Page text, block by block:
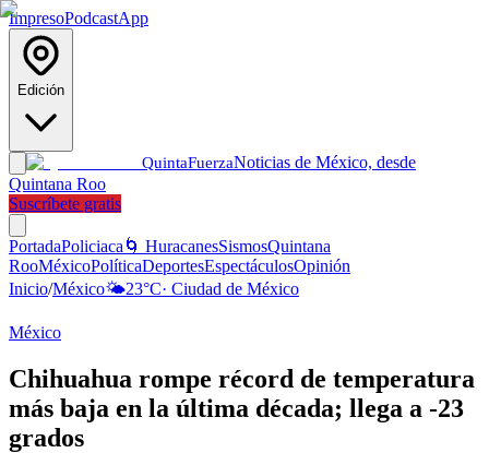
ImpresoPodcastApp
Edición
QuintaFuerzaNoticias de México, desde
Quintana Roo
Suscríbete gratis
PortadaPoliciaca 🌀 HuracanesSismosQuintana
RooMéxicoPolíticaDeportesEspectáculosOpinión
Inicio/México🌤️23°C· Ciudad de México
México
Chihuahua rompe récord de temperatura
más baja en la última década; llega a -23
grados